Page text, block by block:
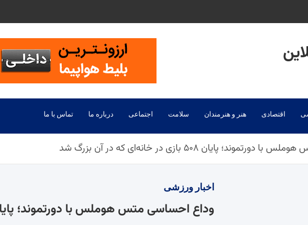
اقتصادی هنر و هنرمندان سلامت اجتماعی درباره ما تماس با ما
پایان ۵۰۸ بازی در خانه‌ای که در آن بزرگ شد
اخبار ورزشی
وداع احساسی متس هوملس با دورتموند؛ پایان ۵۰۸ بازی در خانه‌ای که در آن